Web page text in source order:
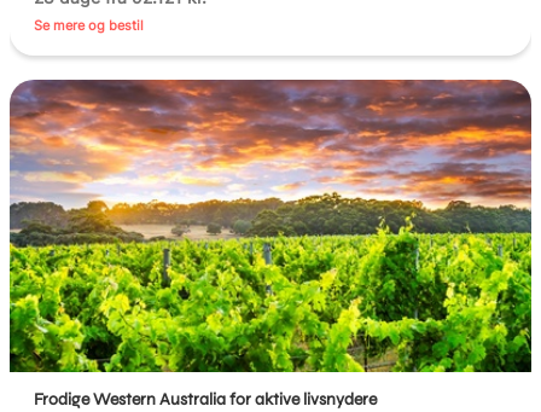
Se mere og bestil
Frodige Western Australia for aktive livsnydere